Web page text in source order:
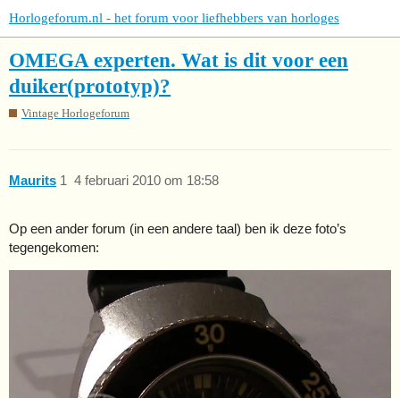
Horlogeforum.nl - het forum voor liefhebbers van horloges
OMEGA experten. Wat is dit voor een
duiker(prototyp)?
Vintage Horlogeforum
Maurits 4 februari 2010 om 18:58
1
Op een ander forum (in een andere taal) ben ik deze foto’s
tegengekomen: